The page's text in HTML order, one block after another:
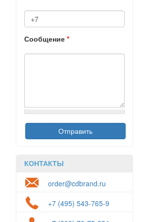
Сообщение*
КОНТАКТЫ
order@cdbrand.ru
+7 (495) 543-765-9